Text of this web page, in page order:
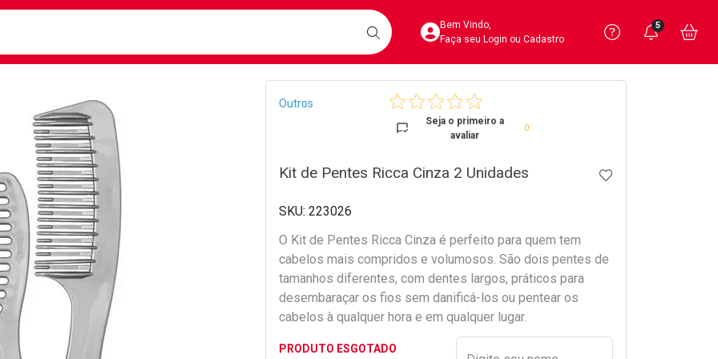
BUSCARAcesse sua Conta
Bem Vindo,
Faça seu Login ou Cadastro
Precisa
Ver Recursos
Você
5
Breadcrumb
Outros
Seja o primeiro a
avaliar
0
Kit de Pentes Ricca Cinza 2 Unidades ADICIONAR AOS
223026
O Kit de Pentes Ricca Cinza é perfeito para quem tem
cabelos mais compridos e volumosos. São dois pentes de
tamanhos diferentes, com dentes largos, práticos para
desembaraçar os fios sem danificá-los ou pentear os
cabelos à qualquer hora e em qualquer lugar.
PRODUTO ESGOTADO Preencher nome e email